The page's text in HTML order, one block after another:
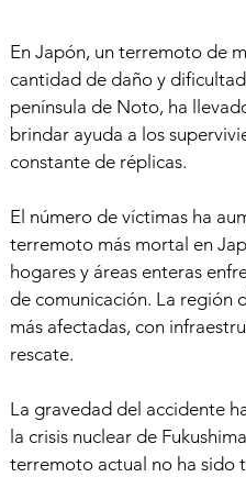
En Japón, un terremoto de
cantidad de daño y
península de Noto, ha
brindar ayuda a los
constante de réplicas.
El número de víctimas ha
terremoto más mortal en
hogares y áreas enteras
de comunicación. La región
más afectadas, con
rescate.
La gravedad del accidente
la crisis nuclear de
terremoto actual no ha sido